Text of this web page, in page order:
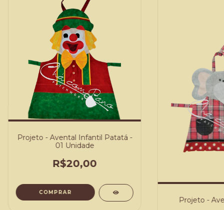
Projeto - Avental Infantil Patatá -
01 Unidade
R$20,00
COMPRAR
Projeto -